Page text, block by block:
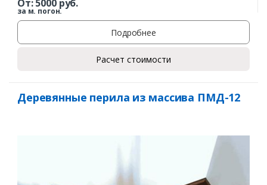
От:5000руб.
за м. погон.
Подробнее
Расчет стоимости
Деревянные перила из массива ПМД-12